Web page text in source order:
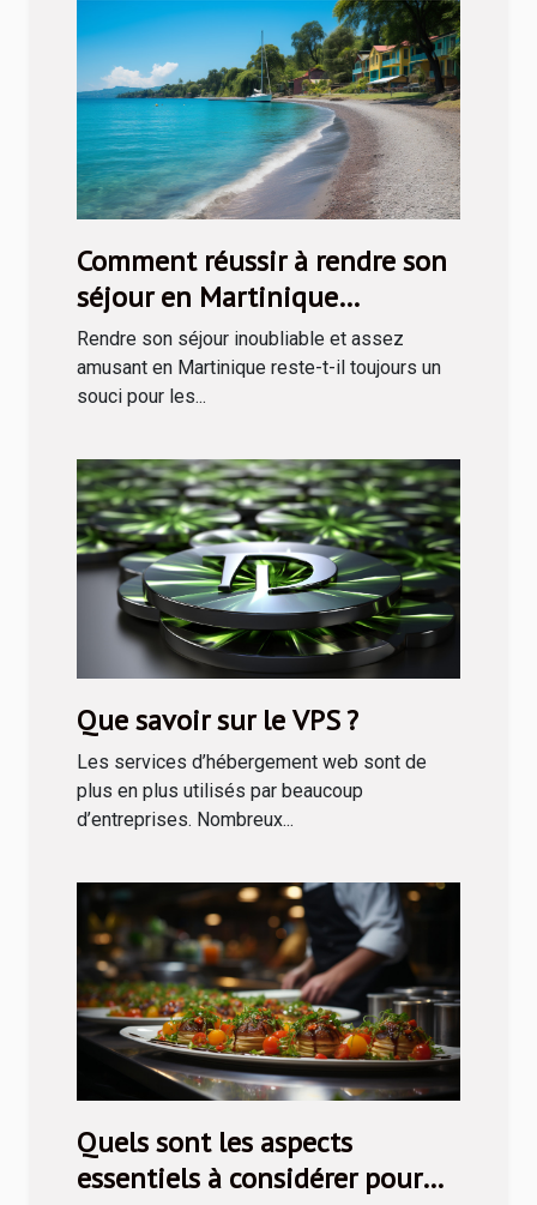
Comment réussir à rendre son
séjour en Martinique
inoubliable ?
Rendre son séjour inoubliable et assez
amusant en Martinique reste-t-il toujours un
souci pour les...
Que savoir sur le VPS ?
Les services d’hébergement web sont de
plus en plus utilisés par beaucoup
d’entreprises. Nombreux...
Quels sont les aspects
essentiels à considérer pour